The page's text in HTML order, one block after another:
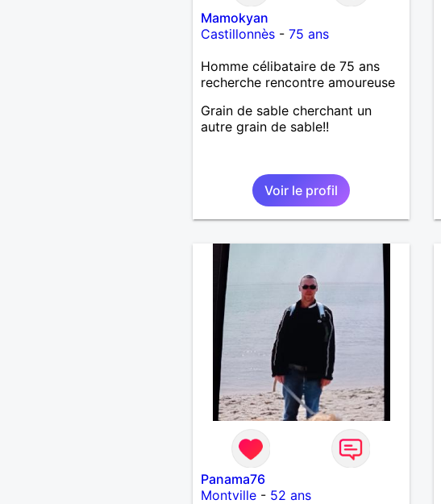
Mamokyan
Castillonnès- 75 ans
Homme célibataire de 75 ans
recherche rencontre amoureuse
Grain de sable cherchant un
autre grain de sable!!
Voir le profil
Panama76
Montville- 52 ans